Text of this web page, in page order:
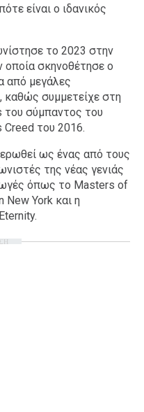
είναι ο ιδανικός
το 2023 στην
οποία σκηνοθέτησε ο
από μεγάλες
καθώς συμμετείχε στη
του σύμπαντος του
Creed του 2016.
ως ένας από τους
της νέας γενιάς
όπως το Masters of
New York και η